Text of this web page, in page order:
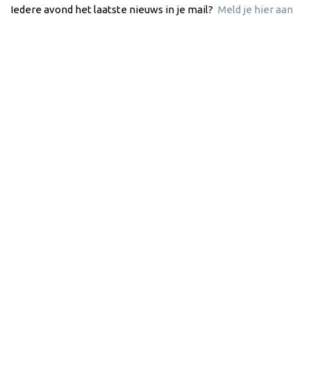
Iedere avond het laatste nieuws in je mail? Meld je hier aan